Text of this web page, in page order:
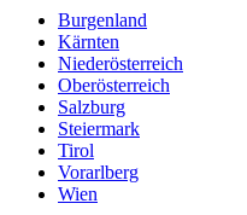
Burgenland
Kärnten
Niederösterreich
Oberösterreich
Salzburg
Steiermark
Tirol
Vorarlberg
Wien